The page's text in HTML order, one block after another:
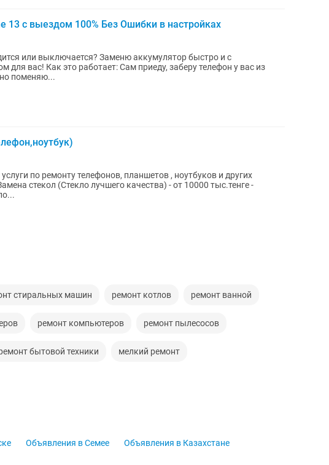
13 с выездом 100% Без Ошибки в настройках
или выключается? Заменю аккумулятор быстро и с
Сам приеду, заберу телефон у вас из
Аккуратно поменяю...
по ремонту телефонов, планшетов , ноутбуков и других
стиральных машин ремонт котлов ремонт ванной
ремонт компьютеров ремонт пылесосов
бытовой техники мелкий ремонт
Объявления в Семее Объявления в Казахстане